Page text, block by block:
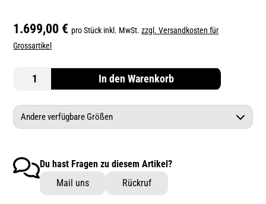
1.699,00 €pro Stück inkl. MwSt.zzgl. Versandkosten für
Grossartikel
In den Warenkorb
Andere verfügbare Größen
Liv Devote 1 dune beige M
Du hast Fragen zu diesem Artikel?
Mail uns
Rückruf